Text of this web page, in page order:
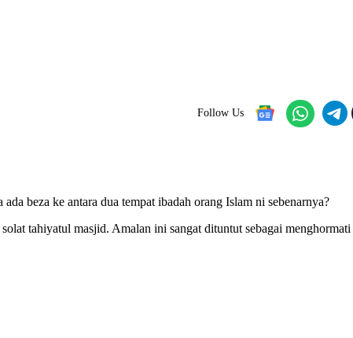
Follow Us
beza ke antara dua tempat ibadah orang Islam ni sebenarnya?
tahiyatul masjid. Amalan ini sangat dituntut sebagai menghormati